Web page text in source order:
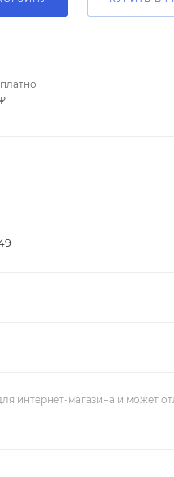
интернет-магазина и может